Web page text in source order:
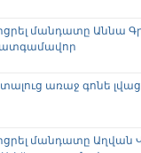
մանդատը Աննա
առաջ գոնե
մանդատը Աղվան